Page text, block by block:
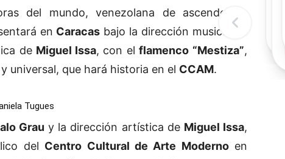
del mundo, venezolana de ascendencia
en Caracas bajo la dirección musical de
de Miguel Issa, con el flamenco “Mestiza”,
universal, que hará historia en el CCAM.
Tugues
Grau y la dirección artística de Miguel Issa,
del Centro Cultural de Arte Modernoen